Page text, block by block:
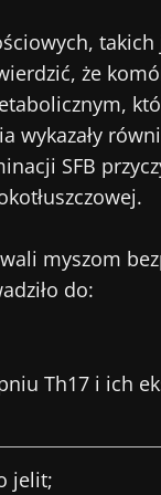
takich
że
wykazały
SFB
myszom
do:
Th17 i ich
jelit; naszą
dla
o
tak
dla
dla
o
Institute.